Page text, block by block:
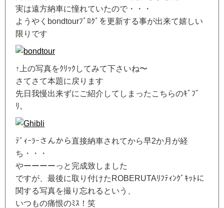
実は遠方納車に憧れていたので・・・
ようやくbondtourﾌﾞﾛｸﾞを更新する事が出来て嬉しい
限りです
↑上の写真をｸﾘｯｸしてみて下さいね〜
さてさて本題に戻ります
先日我慢出来ずにご紹介してしまったこちらのｷﾞﾌﾞ
ﾘ。
ﾃﾞｨｰﾗｰさんから直接納車されてから早2か月が経
ち・・・
やーーーーっと完成致しました
ですが、最後に取り付けたROBERUTAﾘﾌﾃｨﾝｸﾞｷｯﾄに
関する写真を撮り忘れるという、
いつもの痛恨のﾐｽ！笑